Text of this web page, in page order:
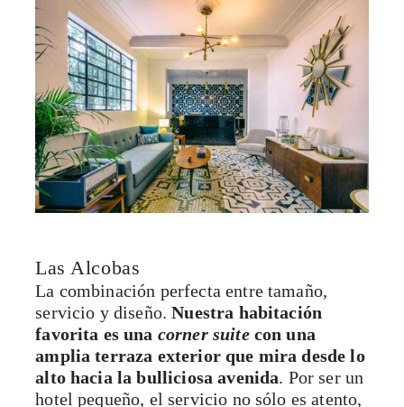
Las Alcobas
La combinación perfecta entre tamaño,
servicio y diseño.Nuestra habitación
favorita es una corner suitecon una
amplia terraza exterior que mira desde lo
alto hacia la bulliciosa avenida. Por ser un
hotel pequeño, el servicio no sólo es atento,